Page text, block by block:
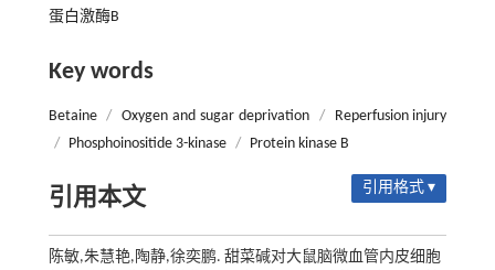
蛋白激酶B
Key words
Betaine / Oxygen and sugar deprivation /
Reperfusion injury
/
Phosphoinositide 3-kinase / Protein kinase B
引用本文 引用格式 ▾
陈敏,朱慧艳,陶静,徐奕鹏. 甜菜碱对大鼠脑微血管内皮细胞